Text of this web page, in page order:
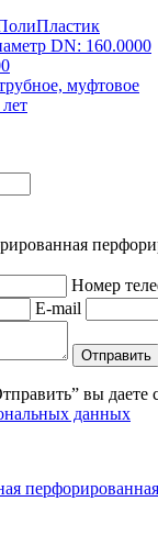
DN: 160.0000
муфтовое
Номер
E-mail
Отправить
вы даете
данных